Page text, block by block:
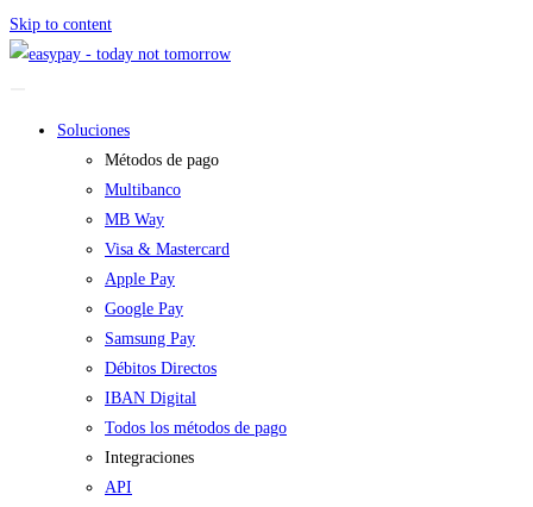
Skip to content
Soluciones
Métodos de pago
Multibanco
MB Way
Visa & Mastercard
Apple Pay
Google Pay
Samsung Pay
Débitos Directos
IBAN Digital
Todos los métodos de pago
Integraciones
API